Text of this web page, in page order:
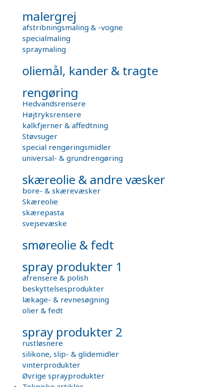
malergrej
afstribningsmaling & -vogne
specialmaling
spraymaling
oliemål, kander & tragte
rengøring
Hedvandsrensere
Højtryksrensere
kalkfjerner & affedtning
Støvsuger
special rengøringsmidler
universal- & grundrengøring
skæreolie & andre væsker
bore- & skærevæsker
Skæreolie
skærepasta
svejsevæske
smøreolie & fedt
spray produkter 1
afrensere & polish
beskyttelsesprodukter
lækage- & revnesøgning
olier & fedt
spray produkter 2
rustløsnere
silikone, slip- & glidemidler
vinterprodukter
Øvrige sprayprodukter